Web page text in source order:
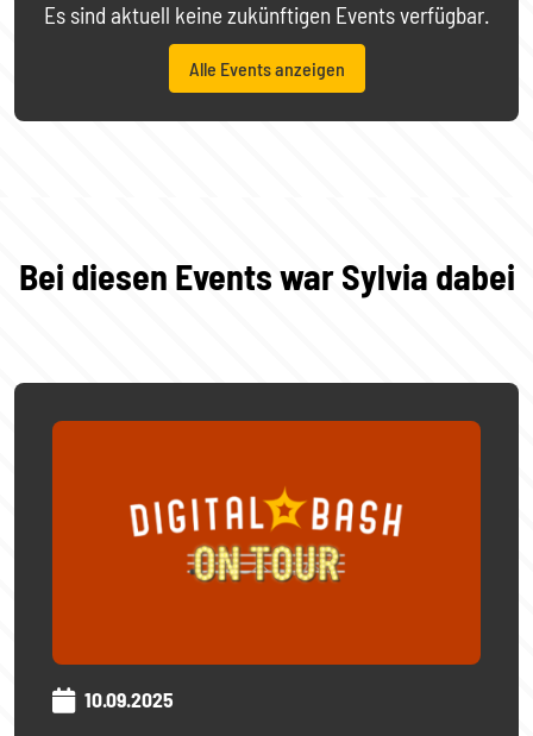
Es sind aktuell keine zukünftigen Events verfügbar.
Alle Events anzeigen
Bei diesen Events war Sylvia dabei
10.09.2025